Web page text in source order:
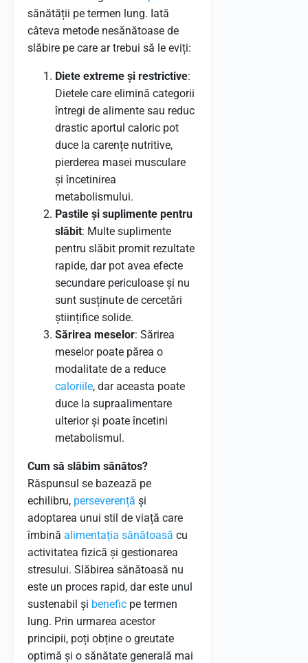
sănătății pe termen lung. Iată
câteva metode nesănătoase de
slăbire pe care ar trebui să le eviți:
Diete extreme și restrictive:
Dietele care elimină categorii
întregi de alimente sau reduc
drastic aportul caloric pot
duce la carențe nutritive,
pierderea masei musculare
și încetinirea
metabolismului.
Pastile și suplimente pentru
slăbit: Multe suplimente
pentru slăbit promit rezultate
rapide, dar pot avea efecte
secundare periculoase și nu
sunt susținute de cercetări
științifice solide.
Sărirea meselor: Sărirea
meselor poate părea o
modalitate de a reduce
caloriile, dar aceasta poate
duce la supraalimentare
ulterior și poate încetini
metabolismul.
Cum să slăbim sănătos?
Răspunsul se bazează pe
echilibru, perseverență și
adoptarea unui stil de viață care
îmbină alimentația sănătoasă cu
activitatea fizică și gestionarea
stresului. Slăbirea sănătoasă nu
este un proces rapid, dar este unul
sustenabil și benefic pe termen
lung. Prin urmarea acestor
principii, poți obține o greutate
optimă și o sănătate generală mai